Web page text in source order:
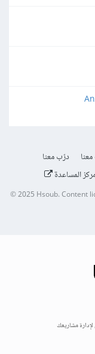
درّب معنا
المساعدة
© 2025 Hsoub.Content